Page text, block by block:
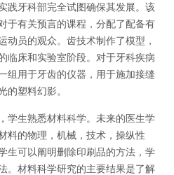
践牙科部完全试图确保其发展。该
于有关预言的课程，分配了配备有
动员的观众。齿技术制作了模型，
临床和实验室阶段。对于牙科疾病
组用于牙齿的仪器，用于施加接缝
的塑料幻影。
学生熟悉材料科学。未来的医生学
料的物理，机械，技术，操纵性
生可以阐明删除印刷品的方法，学
。材料科学研究的主要结果是了解